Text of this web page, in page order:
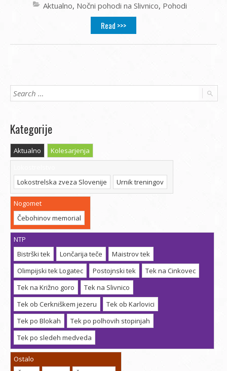
Aktualno, Nočni pohodi na Slivnico, Pohodi
Read >>>
Kategorije
Aktualno
Kolesarjenja
Lokostrelska zveza Slovenije
Urnik treningov
Nogomet
Čebohinov memorial
NTP
Bistrški tek
Lončarija teče
Maistrov tek
Olimpijski tek Logatec
Postojnski tek
Tek na Cinkovec
Tek na Križno goro
Tek na Slivnico
Tek ob Cerkniškem jezeru
Tek ob Karlovici
Tek po Blokah
Tek po polhovih stopinjah
Tek po sledeh medveda
Ostalo